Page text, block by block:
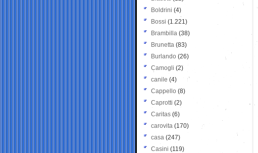
Boldrini (4)
Bossi (1.221)
Brambilla (38)
Brunetta (83)
Burlando (26)
Camogli (2)
canile (4)
Cappello (8)
Caprotti (2)
Caritas (6)
carovita (170)
casa (247)
Casini (119)